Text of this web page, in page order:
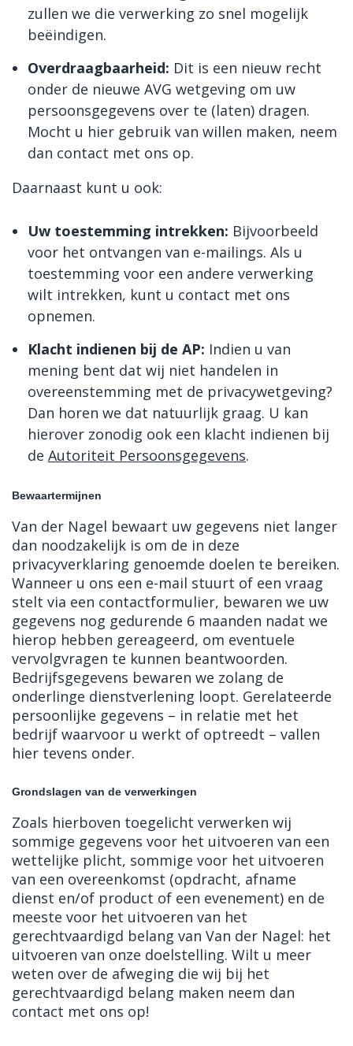
zullen we die verwerking zo snel mogelijk
beëindigen.
Overdraagbaarheid: Dit is een nieuw recht
onder de nieuwe AVG wetgeving om uw
persoonsgegevens over te (laten) dragen.
Mocht u hier gebruik van willen maken, neem
dan contact met ons op.
Daarnaast kunt u ook:
Uw toestemming intrekken: Bijvoorbeeld
voor het ontvangen van e-mailings. Als u
toestemming voor een andere verwerking
wilt intrekken, kunt u contact met ons
opnemen.
Klacht indienen bij de AP: Indien u van
mening bent dat wij niet handelen in
overeenstemming met de privacywetgeving?
Dan horen we dat natuurlijk graag. U kan
hierover zonodig ook een klacht indienen bij
de Autoriteit Persoonsgegevens.
Bewaartermijnen
Van der Nagel bewaart uw gegevens niet langer
dan noodzakelijk is om de in deze
privacyverklaring genoemde doelen te bereiken.
Wanneer u ons een e-mail stuurt of een vraag
stelt via een contactformulier, bewaren we uw
gegevens nog gedurende 6 maanden nadat we
hierop hebben gereageerd, om eventuele
vervolgvragen te kunnen beantwoorden.
Bedrijfsgegevens bewaren we zolang de
onderlinge dienstverlening loopt. Gerelateerde
persoonlijke gegevens – in relatie met het
bedrijf waarvoor u werkt of optreedt – vallen
hier tevens onder.
Grondslagen van de verwerkingen
Zoals hierboven toegelicht verwerken wij
sommige gegevens voor het uitvoeren van een
wettelijke plicht, sommige voor het uitvoeren
van een overeenkomst (opdracht, afname
dienst en/of product of een evenement) en de
meeste voor het uitvoeren van het
gerechtvaardigd belang van Van der Nagel: het
uitvoeren van onze doelstelling. Wilt u meer
weten over de afweging die wij bij het
gerechtvaardigd belang maken neem dan
contact met ons op!